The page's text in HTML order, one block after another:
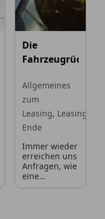
Die
Allgemeines
zum
Leasing, Leasing-
Ende
Immer wieder
erreichen uns
Anfragen, wie
eine
Fahrzeugrückgabe